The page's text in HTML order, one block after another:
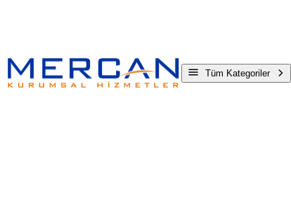
Tüm Kategoriler